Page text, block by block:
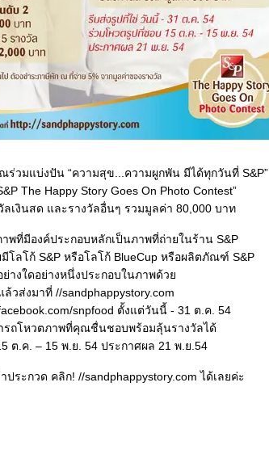
ร่วมแบ่งปัน “ความสุข...ความผูกพัน มีได้ทุกวันที่ S&P”
The Happy Story Goes On Photo Contest”
ลเงินสด และรางวัลอื่นๆ รวมมูลค่า 80,000 บาท
พที่มีองค์ประกอบหลักเป็นภาพที่ถ่ายในร้าน S&P
โลโก้ S&P หรือโลโก้ BlueCup หรือผลิตภัณฑ์ S&P
ย่างใดอย่างหนึ่งประกอบในภาพด้ว
วส่งมาที่ //sandphappystory.com
snpfood ตั้งแต่วันนี้ - 31 ต.ค. 54
ถโหวตภาพที่คุณชื่นชอบพร้อมลุ้นรางวัลได้
ต.ค. – 15 พ.ย. 54 ประกาศผล 21 พ.ย.54
ประกวด คลิก! //sandphappystory.com ได้เลยค่ะ